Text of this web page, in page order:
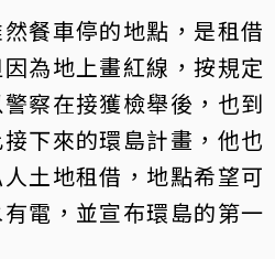
餐車停的地點，是租借
為地上畫紅線，按規定
察在接獲檢舉後，也到
下來的環島計畫，他也
土地租借，地點希望可
電，並宣布環島的第一